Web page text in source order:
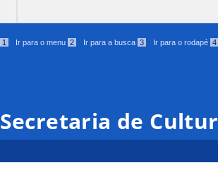
1 Ir para o menu 2 Ir para a busca 3 Ir para o rodapé 4
Secretaria de